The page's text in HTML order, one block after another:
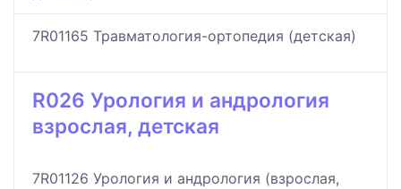
7R01165 Травматология-ортопедия (детская)
R026 Урология и андрология
взрослая, детская
7R01126 Урология и андрология (взрослая,